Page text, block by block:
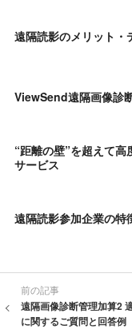
遠隔読影のメリット・
ViewSend遠隔画像診
“距離の壁”を超えて
サービス
遠隔読影参加企業の特
前の記事
遠隔画像診断管理加算2
に関するご質問と回答例